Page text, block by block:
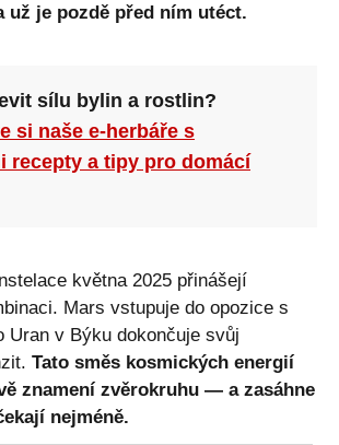
je pozdě před ním utéct.
sílu bylin a rostlin?
si naše e-herbáře s
recepty a tipy pro domácí
května 2025 přinášejí
Mars vstupuje do opozice s
Uran v Býku dokončuje svůj
Tato směs kosmických energií
znamení zvěrokruhu — a zasáhne
nejméně.